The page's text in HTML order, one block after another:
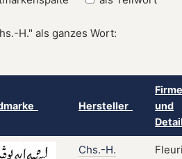
H." als ganzes Wort:
Hersteller
und
Chs.-H.